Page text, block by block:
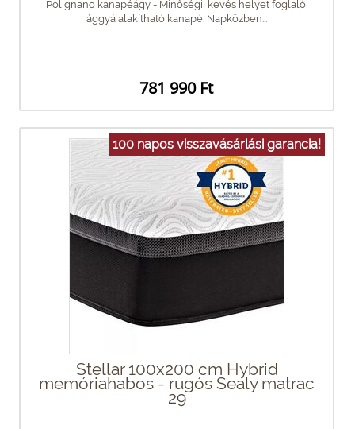
Polignano kanapéágy - Minőségi, kevés helyet foglaló,
ággyá alakítható kanapé. Napközben...
781 990 Ft
100 napos visszavásárlási garancia!
Stellar 100x200 cm Hybrid
memóriahabos - rugós Sealy matrac
29